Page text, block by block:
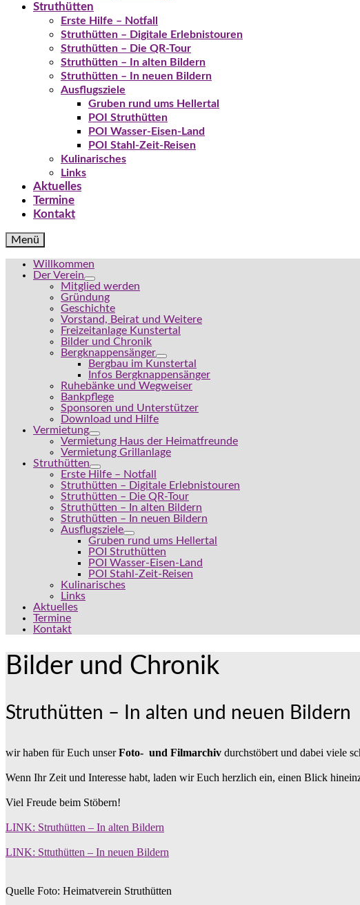
Struthütten
Erste Hilfe – Notfall
Struthütten – Digitale Erlebnistouren
Struthütten – Die QR-Tour
Struthütten – In alten Bildern
Struthütten – In neuen Bildern
Ausflugsziele
Gruben rund ums Hellertal
POI Struthütten
POI Wasser-Eisen-Land
POI Stahl-Zeit-Reisen
Kulinarisches
Links
Aktuelles
Termine
Kontakt
Menü
Willkommen
Der Verein
Mitglied werden
Gründung
Geschichte
Vorstand, Beirat und Weitere
Freizeitanlage Kunstertal
Bilder und Chronik
Bergknappensänger
Bergbau im Kunstertal
Infos Bergknappensänger
Ruhebänke und Wegweiser
Bankpflege
Sponsoren und Unterstützer
Download und Hilfe
Vermietung
Vermietung Haus der Heimatfreunde
Vermietung Grillanlage
Struthütten
Erste Hilfe – Notfall
Struthütten – Digitale Erlebnistouren
Struthütten – Die QR-Tour
Struthütten – In alten Bildern
Struthütten – In neuen Bildern
Ausflugsziele
Gruben rund ums Hellertal
POI Struthütten
POI Wasser-Eisen-Land
POI Stahl-Zeit-Reisen
Kulinarisches
Links
Aktuelles
Termine
Kontakt
Bilder und Chronik
Struthütten – In alten und neuen Bildern
wir haben für Euch unserFoto- und Filmarchiv durchstöbert und dabei viele
Wenn Ihr Zeit und Interesse habt, laden wir Euch herzlich ein, einen Blick
Viel Freude beim Stöbern!
LINK: Struthütten – In alten Bildern
LINK: Sttuthütten – In neuen Bildern
Quelle Foto: Heimatverein Struthütten